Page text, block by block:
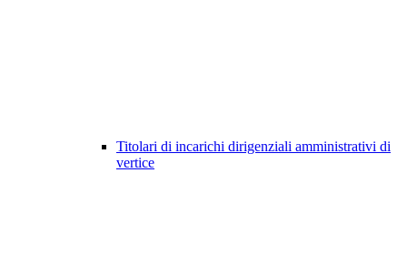
Titolari di incarichi dirigenziali amministrativi di
vertice